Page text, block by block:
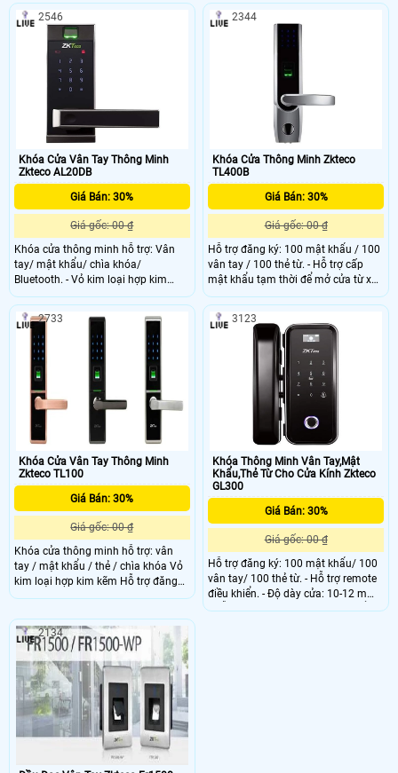
trong (chỉ cho phép mở với quyền
admin). - Phím số cảm ứng
Khóa Cửa Vân Tay Thông Minh
Zkteco AL20DB
Giá Bán: 30%
Giá gốc: 00 ₫
Khóa cửa thông minh hỗ trợ: Vân
tay/ mật khẩu/ chìa khóa/
Bluetooth. - Vỏ kim loại hợp kim
kẽm. - Có chốt khóa bảo vệ mặt
trong (chỉ cho phép mở với quyền
admin). - Phím số cảm ứng
2546
Khóa Cửa Thông Minh Zkteco
TL400B
Giá Bán: 30%
Giá gốc: 00 ₫
Hỗ trợ đăng ký: 100 mật khẩu / 100
vân tay / 100 thẻ từ. - Hỗ trợ cấp
mật khẩu tạm thời để mở cửa từ xa
(sử dụng app trên điện thoại). - Độ
dày cửa: 35-54 mm. - Chiều dài
chốt: 55mm.
2344
Khóa Cửa Vân Tay Thông Minh
Zkteco TL100
Giá Bán: 30%
Giá gốc: 00 ₫
Khóa cửa thông minh hỗ trợ: vân
tay / mật khẩu / thẻ / chìa khóa Vỏ
kim loại hợp kim kẽm Hỗ trợ đăng
ký: 100 vân tay / 100 thẻ từ Mật
chốt cửa và hai chốt chết an ninh
Độ dày cửa: 35-55 mm Chiều dài
chốt: 60 mm Hỗ trợ hướng dẫn
bằng giọng nói Tay cầm thiết kế đảo
ngược để phù hợp với mọi hướng
mở cửa Dữ liệu đăng ký được lưu trữ
ngay cả khi mất điện Bàn phím
được chiếu sáng giúp các thao tác
dễ dàng trong bóng tối
2733
Khóa Thông Minh Vân Tay,Mật
Khẩu,Thẻ Từ Cho Cửa Kính Zkteco
GL300
Giá Bán: 30%
Giá gốc: 00 ₫
Hỗ trợ đăng ký: 100 mật khẩu/ 100
vân tay/ 100 thẻ từ. - Hỗ trợ remote
điều khiển. - Độ dày cửa: 10-12 mm.
- Hỗ trợ nút chuông gọi cửa. - Hiển
3123
2134